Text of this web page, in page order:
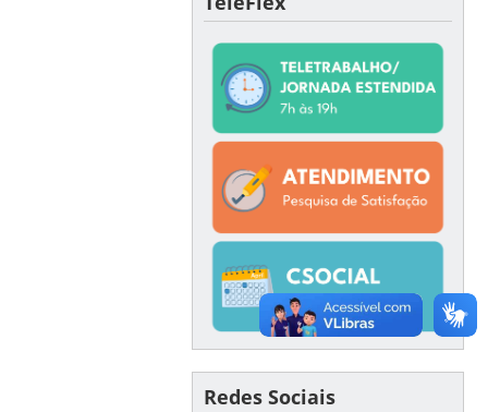
Redes Sociais